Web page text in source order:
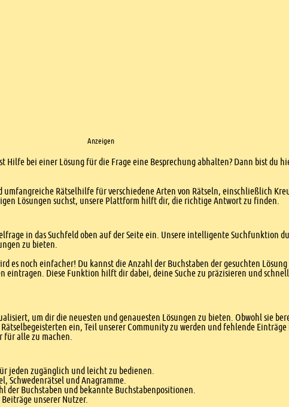
Anzeigen
Hilfe bei einer Lösung für die Frage eine Besprechung abhalten? Dann bist du
umfangreiche Rätselhilfe für verschiedene Arten von Rätseln, einschließlich
Lösungen suchst, unsere Plattform hilft dir, die richtige Antwort zu finden.
in das Suchfeld oben auf der Seite ein. Unsere intelligente Suchfunktion
zu bieten.
es noch einfacher! Du kannst die Anzahl der Buchstaben der gesuchten
eintragen. Diese Funktion hilft dir dabei, deine Suche zu präzisieren und
um dir die neuesten und genauesten Lösungen zu bieten. Obwohl sie
ein, Teil unserer Community zu werden und fehlende
für alle zu machen.
jeden zugänglich und leicht zu bedienen.
Schwedenrätsel und Anagramme.
der Buchstaben und bekannte Buchstabenpositionen.
unserer Nutzer.